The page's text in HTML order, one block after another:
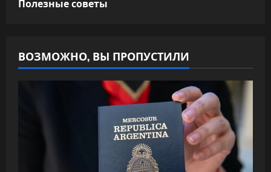
Полезные советы
ВОЗМОЖНО, ВЫ ПРОПУСТИЛИ